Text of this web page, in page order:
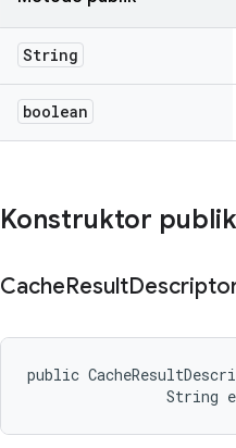
String
boolean
Konstruktor publik
CacheResult
public
String